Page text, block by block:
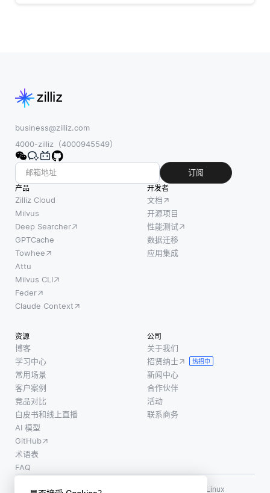
business@zilliz.com
4000-zilliz（4000945549）
订阅
产品
Zilliz Cloud
Milvus
Deep Searcher
GPTCache
Towhee
Attu
Milvus CLI
Feder
Claude Context
开发者
文档
开源项目
性能测试
数据迁移
应用集成
资源
博客
学习中心
常用场景
客户案例
竞品对比
白皮书和线上直播
AI 模型
GitHub
术语表
FAQ
公司
关于我们
招贤纳士
热招中
新闻中心
合作伙伴
活动
联系商务
使用条款·个人信息保护政策·数据安全政策
LF AI、LF AI & Data、Milvus，以及相关的开源项目名称为 Linux